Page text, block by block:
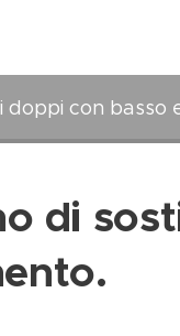
con basso
di